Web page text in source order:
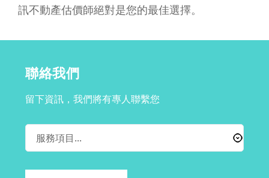
訊不動產估價師絕對是您的最佳選擇。
聯絡我們
留下資訊，我們將有專人聯繫您